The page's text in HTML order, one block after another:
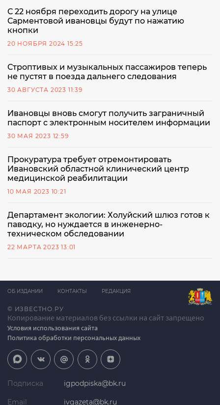
С 22 ноября переходить дорогу на улице
Сарментовой ивановцы будут по нажатию
кнопки
20 НОЯБРЯ 2024 15:25
Строптивых и музыкальных пассажиров теперь
не пустят в поезда дальнего следования
30 АВГУСТА 2023 11:39
Ивановцы вновь смогут получить заграничный
паспорт с электронным носителем информации
30 МАЯ 2023 12:59
Прокуратура требует отремонтировать
Ивановский областной клинический центр
медицинской реабилитации
10 МАЯ 2023 10:21
Департамент экологии: Холуйский шлюз готов к
паводку, но нуждается в инженерно-
техническом обследовании
22 МАРТА 2023 13:01
© ИЗВЕСТНО.РУ
Копирование материалов без ссылки на сайт запрещено
Условия использования сайта
Политика обработки персональных данных
ОБ ИЗДАНИИ КОНТАКТЫ РЕДАКЦИЯ
Подписка igpodpiska@bk.ru
Email ivgazeta@bk.ru